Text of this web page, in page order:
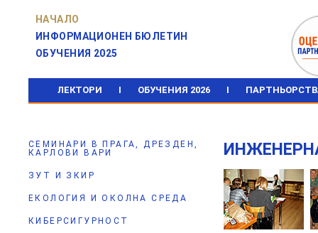
НАЧАЛО
ИНФОРМАЦИОНЕН БЮЛЕТИН
ОБУЧЕНИЯ 2025
ЛЕКТОРИ I ОБУЧЕНИЯ 2026 I
СЕМИНАРИ В ПРАГА, ДРЕЗДЕН,
КАРЛОВИ ВАРИ
ЗУТ И ЗКИР
ЕКОЛОГИЯ И ОКОЛНА СРЕДА
КИБЕРСИГУРНОСТ